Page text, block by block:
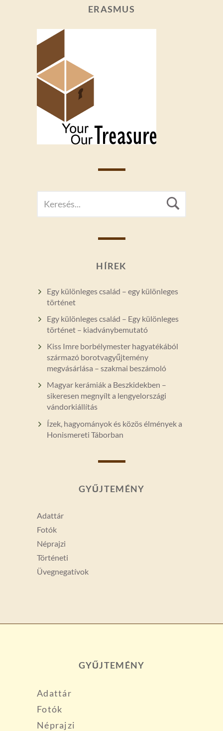
ERASMUS
FOR:
HÍREK
Egy különleges család – egy különleges
történet
Egy különleges család – Egy különleges
történet – kiadványbemutató
Kiss Imre borbélymester hagyatékából
származó borotvagyűjtemény
megvásárlása – szakmai beszámoló
Magyar kerámiák a Beszkidekben –
sikeresen megnyílt a lengyelországi
vándorkiállítás
Ízek, hagyományok és közös élmények a
Honismereti Táborban
GYŰJTEMÉNY
Adattár
Fotók
Néprajzi
Történeti
Üvegnegatívok
GYŰJTEMÉNY
Adattár
Fotók
Néprajzi